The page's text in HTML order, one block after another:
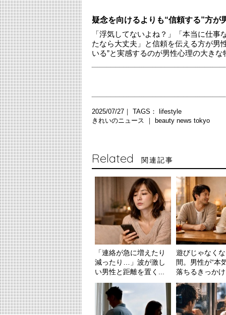
疑念を向けるよりも“信頼する”方が
「浮気してないよね？」「本当に仕
たなら大丈夫」と信頼を伝える方が男
いる”と実感するのが男性心理の大きな
2025/07/27｜ TAGS：
lifestyle
きれいのニュース ｜
beauty news tokyo
Related 関連記事
「連絡が急に増えたり
減ったり…」波が激し
い男性と距離を置く...
遊びじゃなく
間。男性が“本
落ちるきっかけ